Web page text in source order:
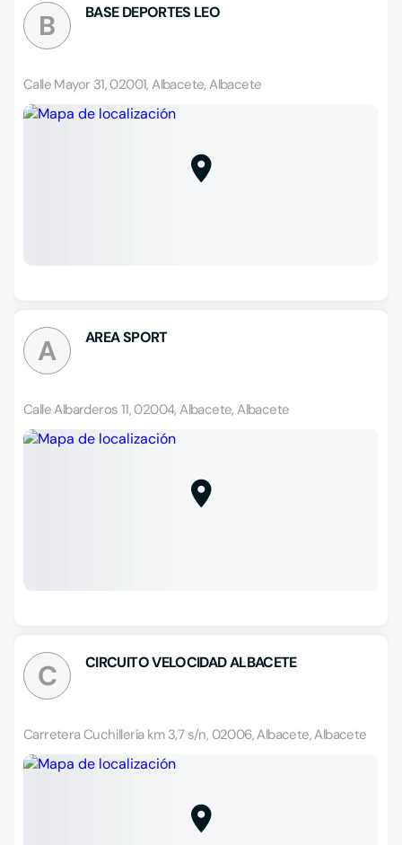
B BASE DEPORTES LEO
Calle Mayor 31, 02001, Albacete, Albacete
A AREA SPORT
Calle Albarderos 11, 02004, Albacete, Albacete
C CIRCUITO VELOCIDAD ALBACETE
Carretera Cuchillería km 3,7 s/n, 02006, Albacete, Albacete